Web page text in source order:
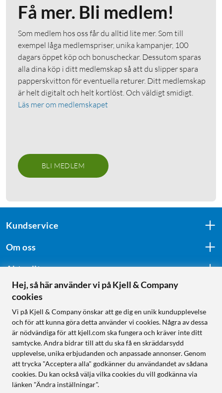
Få mer. Bli medlem!
Som medlem hos oss får du alltid lite mer. Som till
exempel låga medlemspriser, unika kampanjer, 100
dagars öppet köp och bonuscheckar. Dessutom sparas
alla dina köp i ditt medlemskap så att du slipper spara
papperskvitton för eventuella returer. Ditt medlemskap
är helt digitalt och helt kortlöst. Och väldigt smidigt.
Läs mer om medlemskapet
BLI MEDLEM
Kundservice
Om oss
Aktuellt
Följ oss
Handla från:
Sverige
Norge
Hej, så här använder vi på Kjell & Company
cookies
Vi på Kjell & Company önskar att ge dig en unik kundupplevelse
och för att kunna göra detta använder vi cookies. Några av dessa
är nödvändiga för att kjell.com ska fungera och kräver inte ditt
samtycke. Andra bidrar till att du ska få en skräddarsydd
upplevelse, unika erbjudanden och anpassade annonser. Genom
att trycka "Acceptera alla" godkänner du användandet av sådana
cookies. Du kan också välja vilka cookies du vill godkänna via
länken "Ändra inställningar".